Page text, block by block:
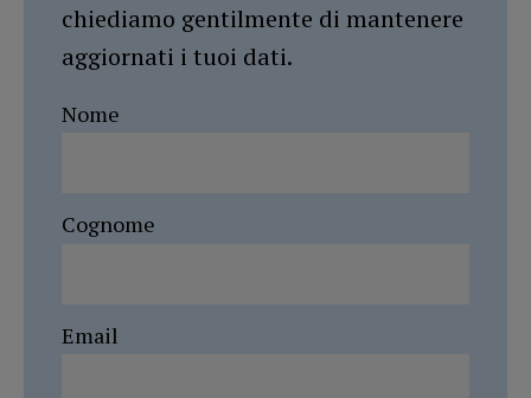
chiediamo gentilmente di mantenere
aggiornati i tuoi dati.
Nome
Cognome
Email